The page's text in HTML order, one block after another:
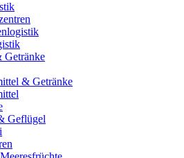
Getränke
& Getränke
Geflügel